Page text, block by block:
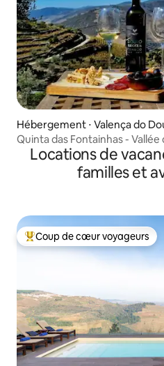
Hébergement ⋅ Valença do
Quinta das Fontainhas -
Locations de
familles et
Coups de cœur voyageurs les
Coup de cœur voyageurs